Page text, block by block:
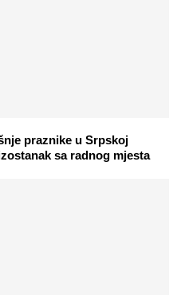
praznike u Srpskoj
sa radnog mjesta